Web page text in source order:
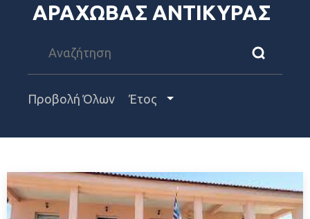
ΑΡΑΧΩΒΑΣ ΑΝΤΙΚΥΡΑΣ
Προβολή Όλων Έτος